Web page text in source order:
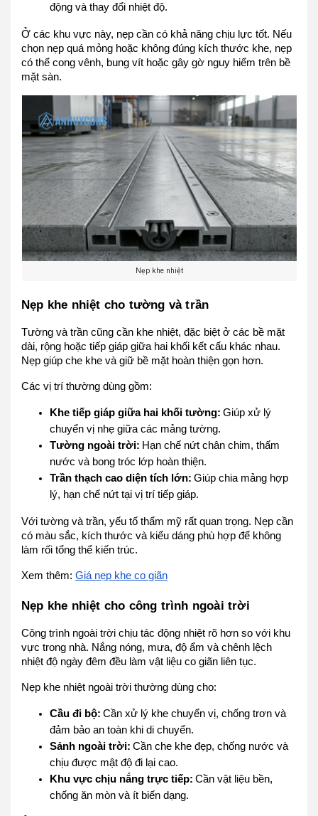
động và thay đổi nhiệt độ.
Ở các khu vực này, nẹp cần có khả năng chịu lực tốt. Nếu
chọn nẹp quá mỏng hoặc không đúng kích thước khe, nẹp
có thể cong vênh, bung vít hoặc gây gờ nguy hiểm trên bề
mặt sàn.
Nẹp khe nhiệt
Nẹp khe nhiệt cho tường và trần
Tường và trần cũng cần khe nhiệt, đặc biệt ở các bề mặt
dài, rộng hoặc tiếp giáp giữa hai khối kết cấu khác nhau.
Nẹp giúp che khe và giữ bề mặt hoàn thiện gọn hơn.
Các vị trí thường dùng gồm:
Khe tiếp giáp giữa hai khối tường: Giúp xử lý
chuyển vị nhẹ giữa các mảng tường.
Tường ngoài trời: Hạn chế nứt chân chim, thấm
nước và bong tróc lớp hoàn thiện.
Trần thạch cao diện tích lớn: Giúp chia mảng hợp
lý, hạn chế nứt tại vị trí tiếp giáp.
Với tường và trần, yếu tố thẩm mỹ rất quan trọng. Nẹp cần
có màu sắc, kích thước và kiểu dáng phù hợp để không
làm rối tổng thể kiến trúc.
Xem thêm:Giá nẹp khe co giãn
Nẹp khe nhiệt cho công trình ngoài trời
Công trình ngoài trời chịu tác động nhiệt rõ hơn so với khu
vực trong nhà. Nắng nóng, mưa, độ ẩm và chênh lệch
nhiệt độ ngày đêm đều làm vật liệu co giãn liên tục.
Nẹp khe nhiệt ngoài trời thường dùng cho:
Cầu đi bộ: Cần xử lý khe chuyển vị, chống trơn và
đảm bảo an toàn khi di chuyển.
Sảnh ngoài trời: Cần che khe đẹp, chống nước và
chịu được mật độ đi lại cao.
Khu vực chịu nắng trực tiếp: Cần vật liệu bền,
chống ăn mòn và ít biến dạng.